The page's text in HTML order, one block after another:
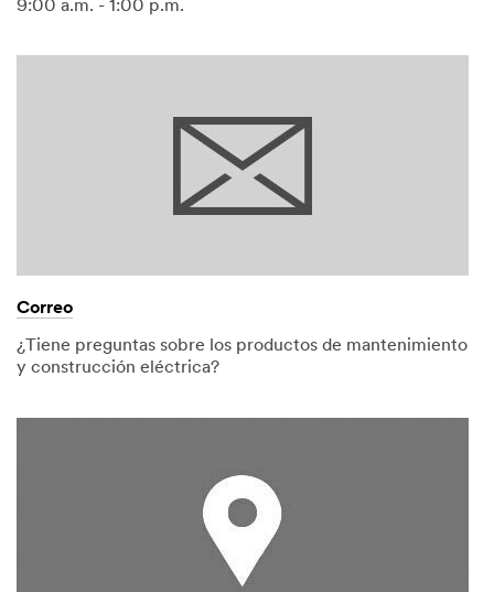
9:00 a.m. - 1:00 p.m.
Correo
¿Tiene preguntas sobre los productos de mantenimiento
y construcción eléctrica?